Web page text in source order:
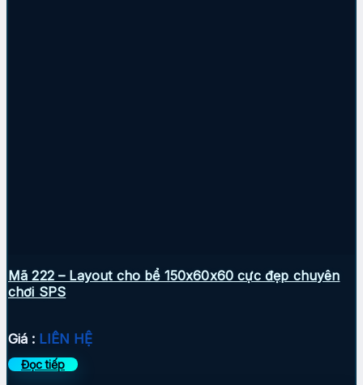
Mã 222 – Layout cho bể 150x60x60 cực đẹp chuyên
chơi SPS
Giá : LIÊN HỆ
Đọc tiếp